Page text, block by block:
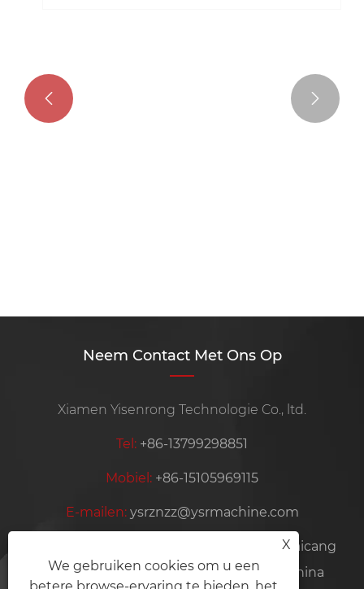
 
Neem Contact Met Ons Op
Xiamen Yisenrong Technologie Co., ltd.
Tel: +86-13799298851
Mobiel: +86-15105969115
E-mailen: ysrznzz@ysrmachine.com
Kamer 101, nr. 35-6, Xinjing Road, Haicang
District, Xiamen City, provincie Fujian, China
X
We gebruiken cookies om u een